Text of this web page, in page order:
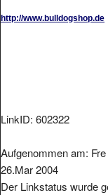
http://www.bulldogshop.de
LinkID: 602322
Aufgenommen am:
26.Mar 2004
Der Linkstatus wurde